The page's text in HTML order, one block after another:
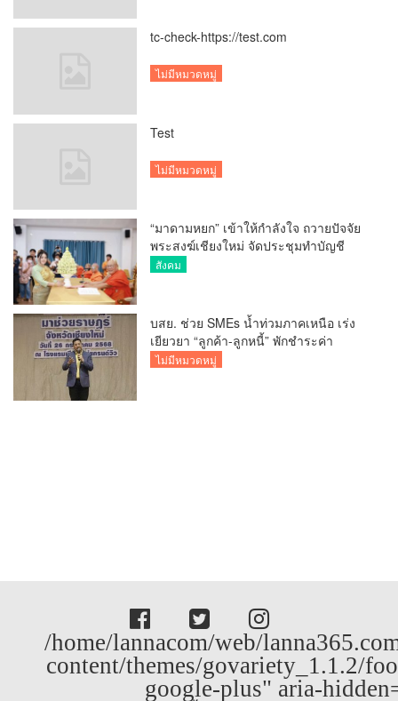
tc-check-https://test.com
ไม่มีหมวดหมู่
Test
ไม่มีหมวดหมู่
“มาดามหยก” เข้าให้กำลังใจ ถวายปัจจัย
พระสงฆ์เชียงใหม่ จัดประชุมทำบัญชี
รายรับรายจ่ายของวัด กว่า 300 รูป ที่วัด
สังคม
บสย. ช่วย SMEs น้ำท่วมภาคเหนือ เร่ง
เยียวยา “ลูกค้า-ลูกหนี้” พักชำระค่า
ธรรมเนียม-ค่างวด
ไม่มีหมวดหมู่
/home/lannacom/web/
content/themes/govariety_1.1.2/
google-plus" aria-